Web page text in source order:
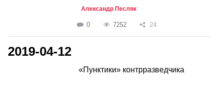
Александр Песляк
0 7252 24
2019-04-12
«Пунктики» контрразведчика